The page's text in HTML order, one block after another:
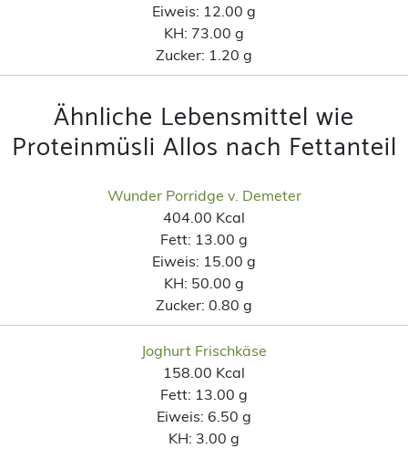
Eiweis: 12.00 g
KH: 73.00 g
Zucker: 1.20 g
Ähnliche Lebensmittel wie
Proteinmüsli Allos nach Fettanteil
Wunder Porridge v. Demeter
404.00 Kcal
Fett: 13.00 g
Eiweis: 15.00 g
KH: 50.00 g
Zucker: 0.80 g
Joghurt Frischkäse
158.00 Kcal
Fett: 13.00 g
Eiweis: 6.50 g
KH: 3.00 g